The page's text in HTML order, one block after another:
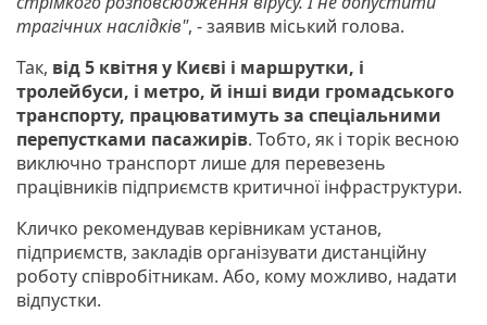
трагічних наслідків", - заявив міський голова.
Так, від 5 квітня у Києві і маршрутки, і
тролейбуси, і метро, й інші види громадського
транспорту, працюватимуть за спеціальними
перепустками пасажирів. Тобто, як і торік весною
виключно транспорт лише для перевезень
працівників підприємств критичної інфраструктури.
Кличко рекомендував керівникам установ,
підприємств, закладів організувати дистанційну
роботу співробітникам. Або, кому можливо, надати
відпустки.